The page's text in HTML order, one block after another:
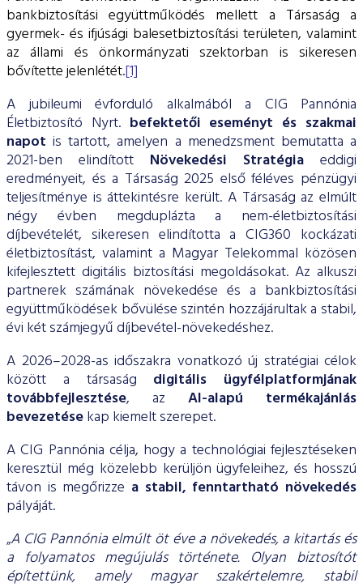
bankbiztosítási együttműködés mellett a Társaság a
gyermek- és ifjúsági balesetbiztosítási területen, valamint
az állami és önkormányzati szektorban is sikeresen
bővítette jelenlétét.[1]
A jubileumi évforduló alkalmából a CIG Pannónia
Életbiztosító Nyrt. befektetői eseményt és szakmai
napot is tartott, amelyen a menedzsment bemutatta a
2021-ben elindított Növekedési Stratégia eddigi
eredményeit, és a Társaság 2025 első féléves pénzügyi
teljesítménye is áttekintésre került. A Társaság az elmúlt
négy évben megduplázta a nem-életbiztosítási
díjbevételét, sikeresen elindította a CIG360 kockázati
életbiztosítást, valamint a Magyar Telekommal közösen
kifejlesztett digitális biztosítási megoldásokat. Az alkuszi
partnerek számának növekedése és a bankbiztosítási
együttműködések bővülése szintén hozzájárultak a stabil,
évi két számjegyű díjbevétel-növekedéshez.
A 2026–2028-as időszakra vonatkozó új stratégiai célok
között a társaság digitális ügyfélplatformjának
továbbfejlesztése, az AI-alapú termékajánlás
bevezetésekap kiemelt szerepet.
A CIG Pannónia célja, hogy a technológiai fejlesztéseken
keresztül még közelebb kerüljön ügyfeleihez, és hosszú
távon is megőrizze a stabil, fenntartható növekedés
pályáját.
„A CIG Pannónia elmúlt öt éve a növekedés, a kitartás és
a folyamatos megújulás története. Olyan biztosítót
építettünk, amely magyar szakértelemre, stabil